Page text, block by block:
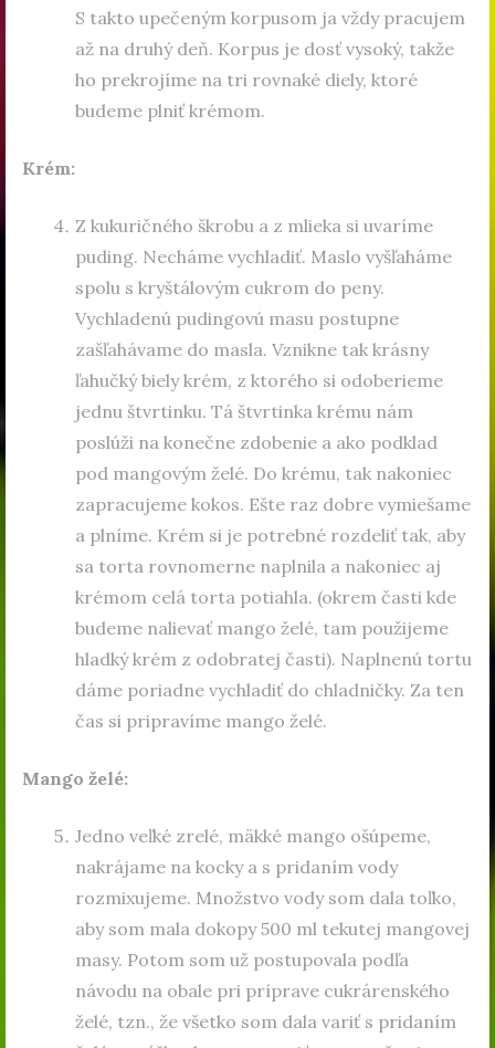
S takto upečeným korpusom ja vždy pracujem
až na druhý deň. Korpus je dosť vysoký, takže
ho prekrojíme na tri rovnaké diely, ktoré
budeme plniť krémom.
Krém:
Z kukuričného škrobu a z mlieka si uvaríme
puding. Necháme vychladiť. Maslo vyšľaháme
spolu s kryštálovým cukrom do peny.
Vychladenú pudingovú masu postupne
zašľahávame do masla. Vznikne tak krásny
ľahučký biely krém, z ktorého si odoberieme
jednu štvrtinku. Tá štvrtinka krému nám
poslúži na konečne zdobenie a ako podklad
pod mangovým želé. Do krému, tak nakoniec
zapracujeme kokos. Ešte raz dobre vymiešame
a plníme. Krém si je potrebné rozdeliť tak, aby
sa torta rovnomerne naplnila a nakoniec aj
krémom celá torta potiahla. (okrem časti kde
budeme nalievať mango želé, tam použijeme
hladký krém z odobratej časti). Naplnenú tortu
dáme poriadne vychladiť do chladničky. Za ten
čas si pripravíme mango želé.
Mango želé:
Jedno veľké zrelé, mäkké mango ošúpeme,
nakrájame na kocky a s pridaním vody
rozmixujeme. Množstvo vody som dala toľko,
aby som mala dokopy 500 ml tekutej mangovej
masy. Potom som už postupovala podľa
návodu na obale pri príprave cukrárenského
želé, tzn., že všetko som dala variť s pridaním